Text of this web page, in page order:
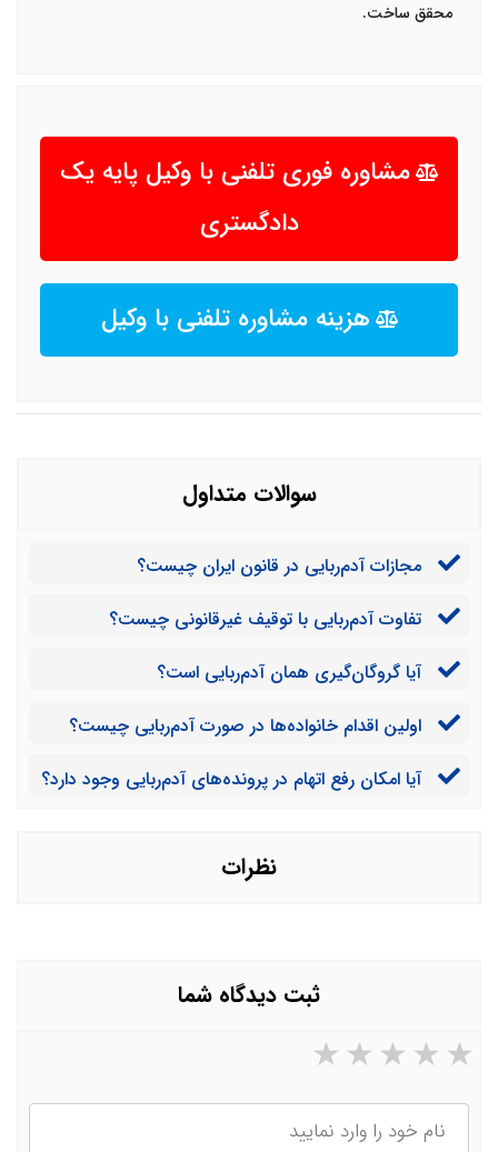
محقق ساخت.
مشاوره فوری تلفنی با وکیل پایه یک
دادگستری
هزینه مشاوره تلفنی با وکیل
سوالات متداول
مجازات آدم‌ربایی در قانون ایران چیست؟
تفاوت آدم‌ربایی با توقیف غیرقانونی چیست؟
آیا گروگان‌گیری همان آدم‌ربایی است؟
اولین اقدام خانواده‌ها در صورت آدم‌ربایی چیست؟
آیا امکان رفع اتهام در پرونده‌های آدم‌ربایی وجود دارد؟
نظرات
ثبت دیدگاه شما
۵ ستاره از ۵ ۴ ستاره از ۵ ۳ ستاره از ۵ ۲ ستاره از ۵
نام